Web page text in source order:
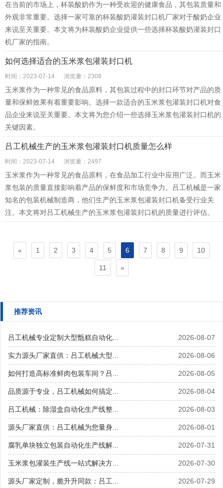
在当前的市场上，杯装酸奶作为一种受欢迎的健康食品，其包装质量和
外观非常重要。选择一家可靠的杯装酸奶灌装封口机厂家对于酸奶企业
来说至关重要。本文将为杯装酸奶企业提供一些选择杯装酸奶灌装封口
机厂家的指南。
如何选择适合的玉米浆包灌装封口机
时间：2023-07-14 浏览量：2308
玉米浆作为一种常见的食品原料，其包装过程中的封口环节对产品的质
量和保鲜效果有着重要影响。选择一款适合的玉米浆包灌装封口机对食
品企业来说至关重要。本文将为您介绍一些选择玉米浆包灌装封口机的
关键因素。
吕工机械生产的玉米浆包灌装封口机质量怎么样
时间：2023-07-14 浏览量：2497
玉米浆作为一种常见的食品原料，在食品加工行业中应用广泛。而玉米
浆包装的质量直接影响着产品的保鲜度和市场竞争力。吕工机械是一家
知名的包装机械制造商，他们生产的玉米浆包灌装封口机备受行业关
注。本文将对吕工机械生产的玉米浆包灌装封口机的质量进行评估。
« 1 2 3 4 5 6 7 8 9 10
11 »
推荐资讯
2026-08-07
吕工机械专业定制大型甑糕自动化...
2026-08-06
实力源头厂家直供：吕工机械大型...
2026-08-05
如何打造高标准鲜肉包装车间？吕...
2026-08-04
品质源于专业，吕工机械如何搞定...
2026-08-03
吕工机械：除湿盒自动化生产线整...
2026-08-01
源头厂家直供：吕工机械为您量身...
2026-07-31
腐乳单块独立包装自动化生产线解...
2026-07-30
玉米浆包灌装生产线一站式解决方...
2026-07-29
源头厂家定制，脆升升同款：吕工...